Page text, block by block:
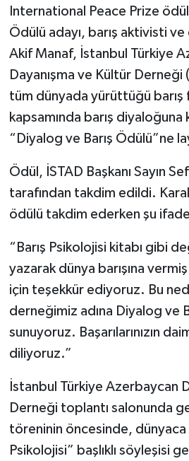
International Peace Prize
Ödülü adayı, barış aktivisti
Akif Manaf, İstanbul Türkiye
Dayanışma ve Kültür Derneği
tüm dünyada yürüttüğü barış
kapsamında barış diyaloğuna
“Diyalog ve Barış Ödülü”ne
Ödül, İSTAD Başkanı Sayın
tarafından takdim edildi.
ödülü takdim ederken şu
“Barış Psikolojisi kitabı gibi
yazarak dünya barışına
için teşekkür ediyoruz. Bu
derneğimiz adına Diyalog ve
sunuyoruz. Başarılarınızın
diliyoruz.”
İstanbul Türkiye Azerbaycan
Derneği toplantı salonunda
töreninin öncesinde, dünyaca
Psikolojisi” başlıklı söyleşisi